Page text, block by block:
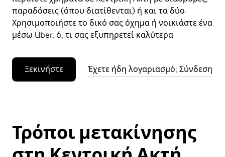
παραδόσεις (όπου διατίθενται) ή και τα δύο.
Χρησιμοποιήστε το δικό σας όχημα ή νοικιάστε ένα
μέσω Uber, ό, τι σας εξυπηρετεί καλύτερα.
Ξεκινήστε Έχετε ήδη λογαριασμό; Σύνδεση
Τρόποι μετακίνησης